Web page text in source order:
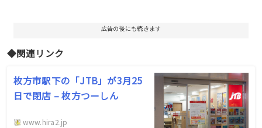
広告の後にも続きます
◆関連リンク
枚方市駅下の「JTB」が3月25
日で閉店 – 枚方つーしん
www.hira2.jp